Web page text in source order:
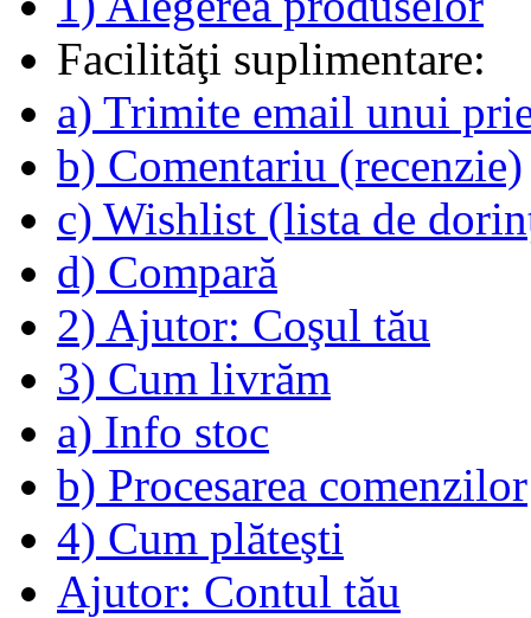
Facilităţi suplimentare:
a) Trimite email unui
b) Comentariu (recenzie)
c) Wishlist (lista de
d) Compară
2) Ajutor: Coşul tău
3) Cum livrăm
a) Info stoc
b) Procesarea comenzilor
4) Cum plăteşti
Ajutor: Contul tău